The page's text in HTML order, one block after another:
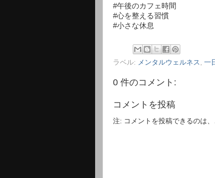
#午後のカフェ時間
#心を整える習慣
#小さな休息
ラベル: メンタルウェルネス , 一
0 件のコメント:
コメントを投稿
注: コメントを投稿できるのは